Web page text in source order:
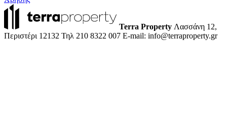
Terra Property Λασσάνη 12,
Περιστέρι 12132 Τηλ 210 8322 007 E-mail: info@terraproperty.gr